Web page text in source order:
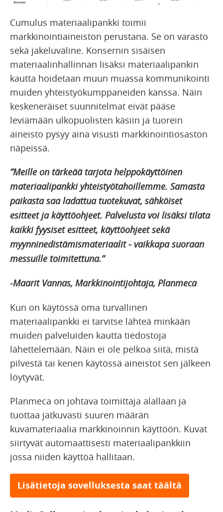
Cumulus materiaalipankki toimii
markkinointiaineiston perustana. Se on varasto
sekä jakeluväline. Konsernin sisäisen
materiaalinhallinnan lisäksi materiaalipankin
kautta hoidetaan muun muassa kommunikointi
muiden yhteistyökumppaneiden kanssa. Näin
keskeneräiset suunnitelmat eivät pääse
leviämään ulkopuolisten käsiin ja tuorein
aineisto pysyy aina visusti markkinointiosaston
näpeissä.
”Meille on tärkeää tarjota helppokäyttöinen
materiaalipankki yhteistyötahoillemme. Samasta
paikasta saa ladattua tuotekuvat, sähköiset
esitteet ja käyttöohjeet. Palvelusta voi lisäksi tilata
kaikki fyysiset esitteet, käyttöohjeet sekä
myynninedistämismateriaalit ‒ vaikkapa suoraan
messuille toimitettuna.”
-Maarit Vannas, Markkinointijohtaja, Planmeca
Kun on käytössä oma turvallinen
materiaalipankki ei tarvitse lähteä minkään
muiden palveluiden kautta tiedostoja
lähettelemään. Näin ei ole pelkoa siitä, mistä
pilvestä tai kenen käytössä aineistot sen jälkeen
löytyvät.
Planmeca on johtava toimittaja alallaan ja
tuottaa jatkuvasti suuren määrän
kuvamateriaalia markkinoinnin käyttöön. Kuvat
siirtyvät automaattisesti materiaalipankkiin
jossa niiden käyttöä hallitaan.
Lisätietoja sovelluksesta saat täältä